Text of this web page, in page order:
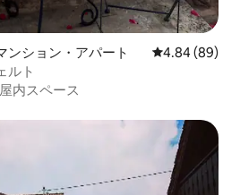
ンション・アパート レビュー89件
4.84 (89)
ルト
屋内スペース